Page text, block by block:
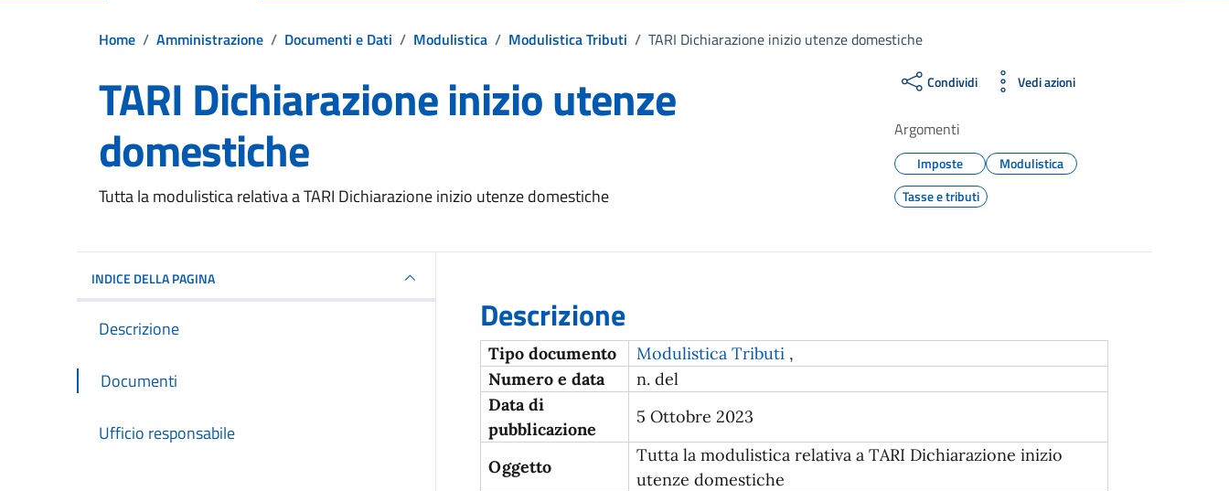
Home / Amministrazione / Documenti e Dati / Modulistica / Modulistica Tributi / TARI Dichiarazione inizio utenze domestiche
TARI Dichiarazione inizio utenze
domestiche
Dettagli del documento
Tutta la modulistica relativa a TARI Dichiarazione inizio utenze domestiche
Condividi Vedi azioni
Argomenti
Imposte
Modulistica
Tasse e tributi
INDICE DELLA PAGINA
Descrizione
Documenti
Ufficio responsabile
Descrizione
Tipo documento Modulistica Tributi ,
Numero e data
n. del
Data di
pubblicazione
5 Ottobre 2023
Oggetto
Tutta la modulistica relativa a TARI Dichiarazione inizio
utenze domestiche